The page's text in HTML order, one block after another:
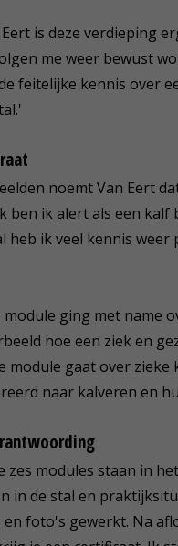
is deze verdieping
me weer bewust
feitelijke kennis over
noemt Van Eert
ben ik alert als een kalf
heb ik veel kennis
module ging met name
hoe een ziek en
module gaat over
naar kalveren en
zes modules staan in
in de stal en
en foto's gewerkt. Na